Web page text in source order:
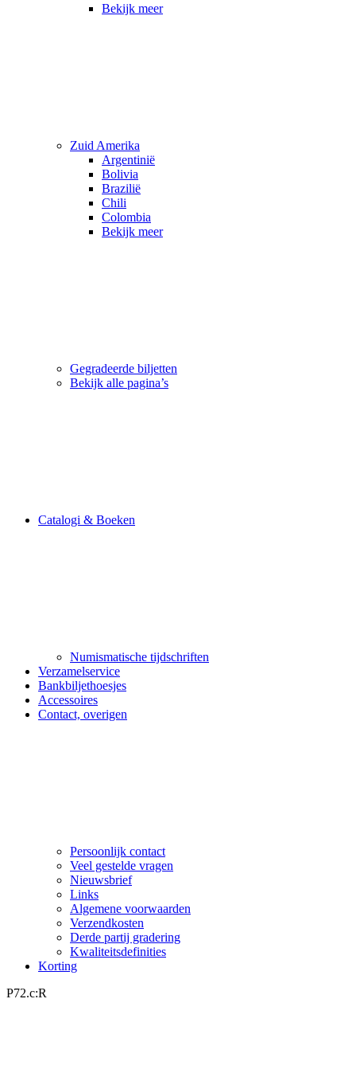
Bekijk meer
Zuid Amerika
Argentinië
Bolivia
Brazilië
Chili
Colombia
Bekijk meer
Gegradeerde biljetten
Bekijk alle pagina’s
Catalogi & Boeken
Numismatische tijdschriften
Verzamelservice
Bankbiljethoesjes
Accessoires
Contact, overigen
Persoonlijk contact
Veel gestelde vragen
Nieuwsbrief
Links
Algemene voorwaarden
Verzendkosten
Derde partij gradering
Kwaliteitsdefinities
Korting
P72.c:R